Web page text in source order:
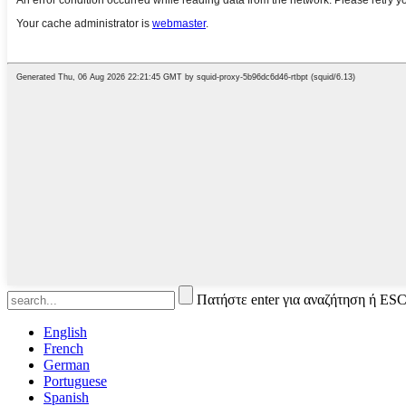
Πατήστε enter για αναζήτηση ή ESC
English
French
German
Portuguese
Spanish